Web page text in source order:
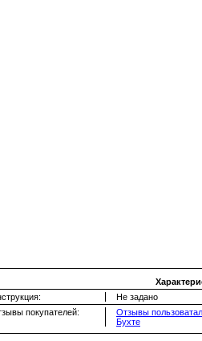
Не задано
покупателей:
Отзывы
Бухте